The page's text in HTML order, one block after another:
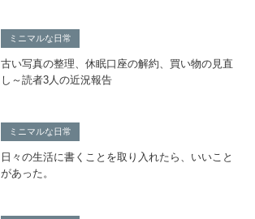
ミニマルな日常
古い写真の整理、休眠口座の解約、買い物の見直
し～読者3人の近況報告
ミニマルな日常
日々の生活に書くことを取り入れたら、いいこと
があった。